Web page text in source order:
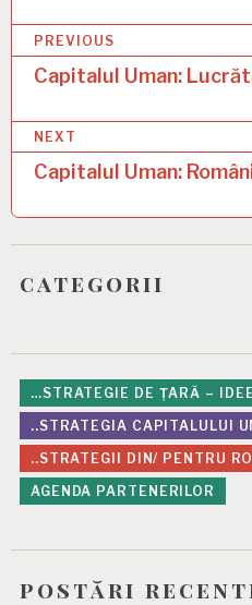
o
s
t
n
a
v
i
a
t
i
o
n
PREVIOUS
Capitalul Uman:
NEXT
Capitalul Uman:
categorii
…STRATEGIE DE ȚARĂ –
..STRATEGIA CAPITALULUI
..STRATEGII DIN/ PENTRU
AGENDA PARTENERILOR
postări